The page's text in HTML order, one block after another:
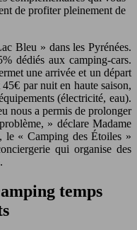
de profiter pleinement de
Bleu » dans les Pyrénées.
dédiés aux camping-cars.
une arrivée et un départ
par nuit en haute saison,
(électricité, eau).
nous a permis de prolonger
» déclare Madame
le « Camping des Étoiles »
qui organise des
temps